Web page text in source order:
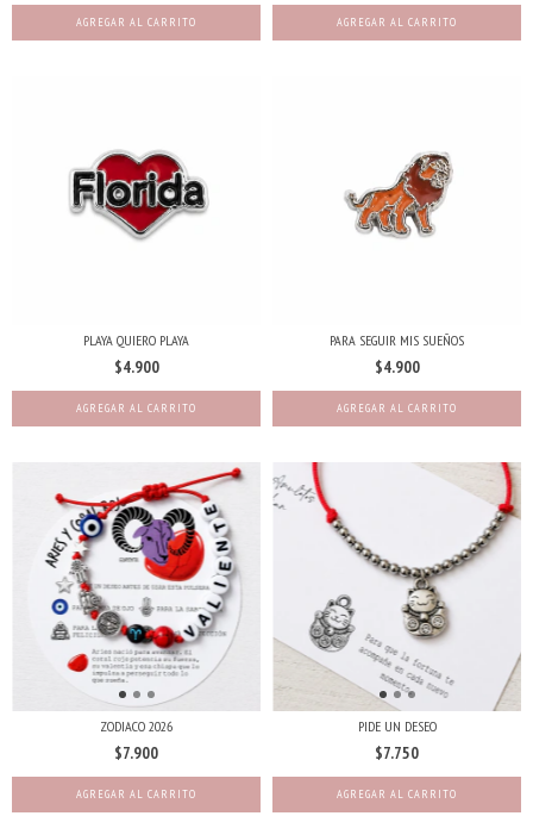
PLAYA QUIERO PLAYA
$4.900
PARA SEGUIR MIS SUEÑOS
$4.900
ZODIACO 2026
$7.900
AGREGAR AL CARRITO
PIDE UN DESEO
$7.750
AGREGAR AL CARRITO